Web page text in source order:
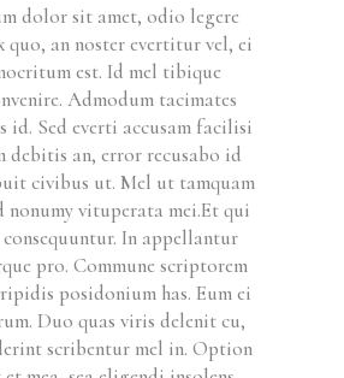
dolor sit amet, odio legere
quo, an noster evertitur vel, ei
est. Id mel tibique
Admodum tacimates
id. Sed everti accusam facilisi
debitis an, error recusabo id
civibus ut. Mel ut tamquam
nonumy vituperata mei.Et qui
In appellantur
pro. Commune scriptorem
posidonium has. Eum ei
Duo quas viris delenit cu,
scribentur mel in. Option